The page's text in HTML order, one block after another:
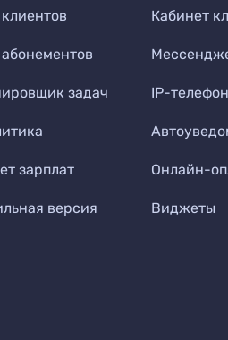
задач
зарплат
версия
Кабинет
IP-
Онлайн-
Виджеты